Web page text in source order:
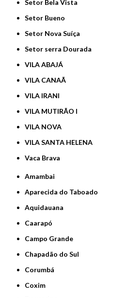
Setor Bela Vista
Setor Bueno
Setor Nova Suíça
Setor serra Dourada
VILA ABAJÁ
VILA CANAÃ
VILA IRANI
VILA MUTIRÃO I
VILA NOVA
VILA SANTA HELENA
Vaca Brava
Amambai
Aparecida do Taboado
Aquidauana
Caarapó
Campo Grande
Chapadão do Sul
Corumbá
Coxim